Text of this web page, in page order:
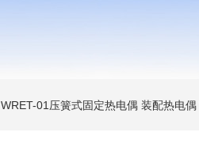
WRET-01压簧式固定热电偶 装配热电偶